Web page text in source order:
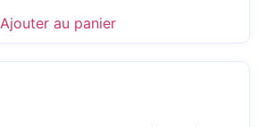
Ajouter au panier